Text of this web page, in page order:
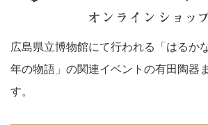
広島県立博物館にて行われる「はる
年の物語」の関連イベントの有田陶器
す。